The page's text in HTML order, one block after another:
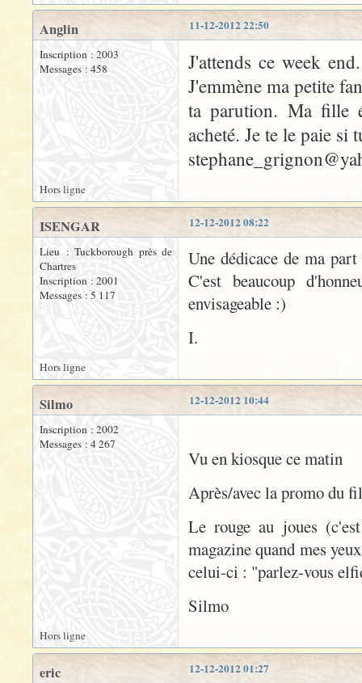
11-12-2012 22:50
Anglin
Inscription : 2003
Messages : 458
J'attends ce week
J'emmène ma petite
ta parution. Ma fille
acheté. Je te le paie si
Hors ligne
12-12-2012 08:22
ISENGAR
Lieu : Tuckborough près de
Chartres
Inscription : 2001
Messages : 5 117
Une dédicace de ma
C'est beaucoup
envisageable :)
I.
Hors ligne
12-12-2012 10:44
Silmo
Inscription : 2002
Messages : 4 267
Vu en kiosque ce matin
Après/avec la promo du
Le rouge au joues
magazine quand mes
celui-ci : "parlez-vous
Silmo
Hors ligne
12-12-2012 01:27
eric